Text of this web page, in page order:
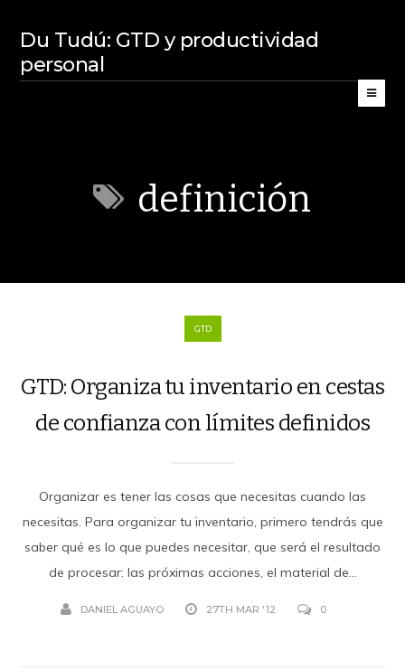
Du Tudú: GTD y productividad
personal
definición
GTD
GTD: Organiza tu inventario en cestas
de confianza con límites definidos
Organizar es tener las cosas que necesitas cuando las
necesitas. Para organizar tu inventario, primero tendrás que
saber qué es lo que puedes necesitar, que será el resultado
de procesar: las próximas acciones, el material de...
DANIEL AGUAYO 27TH MAR '12 0